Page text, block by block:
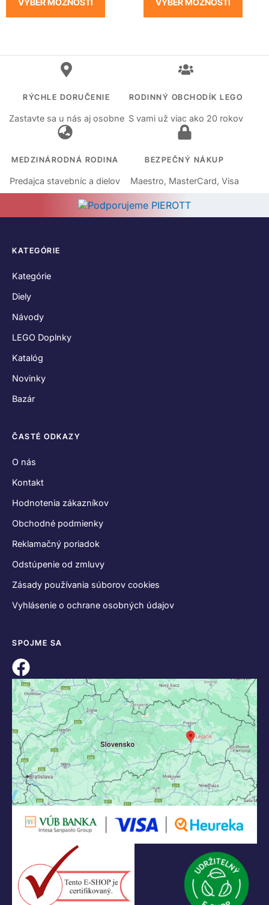
RÝCHLE DORUČENIE
Zastavte sa u nás aj osobne
RODINNÝ OBCHODÍK LEGO
S vami už viac ako 20 rokov
MEDZINÁRODNÁ RODINA
Predajca stavebníc a dielov
BEZPEČNÝ NÁKUP
Maestro, MasterCard, Visa
KATEGÓRIE
Kategórie
Diely
Návody
LEGO Doplnky
Katalóg
Novinky
Bazár
ČASTÉ ODKAZY
O nás
Kontakt
Hodnotenia zákazníkov
Obchodné podmienky
Reklamačný poriadok
Odstúpenie od zmluvy
Zásady používania súborov cookies
Vyhlásenie o ochrane osobných údajov
SPOJME SA